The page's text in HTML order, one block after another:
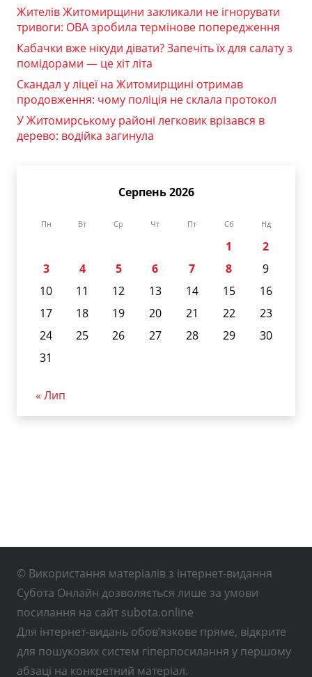
Жителів Житомирщини закликали не ігнорувати
тривоги: ОВА зробила термінове попередження
Кабачки вже нікуди дівати? Запечіть їх для салату з
помідорами — це хіт літа
Скандал у ліцеї на Житомирщині отримав
продовження: чому поліція не склала протокол
У Житомирському районі легковик врізався в
дерево: водійка загинула
Серпень 2026
Пн Вт Ср Чт Пт Сб Нд
1
2
3
4 5 6 7 8
9
10
11 12 13 14 15
16
17
18 19 20 21 22
23
24
25 26 27 28 29
30
31
« Лип
© Використання матеріалів з інтернет-видання
Субота Онлайн дозволяється лише за умови
посилання на сайт subota.online
Для інтернет-видань обов’язкове пряме, відкрите
для пошукових систем гіперпосилання у першому
абзаці на конкретний матеріал.